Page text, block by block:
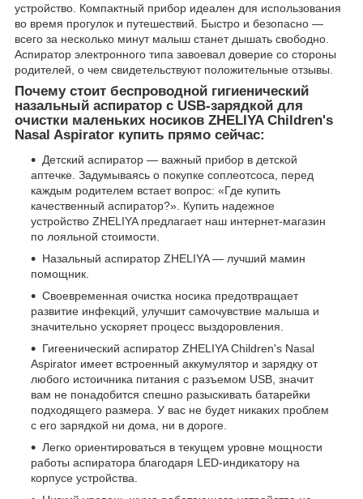
устройство. Компактный прибор идеален для использования
во время прогулок и путешествий. Быстро и безопасно —
всего за несколько минут малыш станет дышать свободно.
Аспиратор электронного типа завоевал доверие со стороны
родителей, о чем свидетельствуют положительные отзывы.
Почему стоит беспроводной гигиенический
назальный аспиратор с USB-зарядкой для
очистки маленьких носиков ZHELIYA Children's
Nasal Aspirator купить прямо сейчас:
Детский аспиратор — важный прибор в детской
аптечке. Задумываясь о покупке соплеотсоса, перед
каждым родителем встает вопрос: «Где купить
качественный аспиратор?». Купить надежное
устройство ZHELIYA предлагает наш интернет-магазин
по лояльной стоимости.
Назальный аспиратор ZHELIYA — лучший мамин
помощник.
Своевременная очистка носика предотвращает
развитие инфекций, улучшит самочувствие малыша и
значительно ускоряет процесс выздоровления.
Гигеенический аспиратор ZHELIYA Children's Nasal
Aspirator имеет встроенный аккумулятор и зарядку от
любого истоичника питания с разъемом USB, значит
вам не понадобится спешно разыскивать батарейки
подходящего размера. У вас не будет никаких проблем
с его зарядкой ни дома, ни в дороге.
Легко ориентироваться в текущем уровне мощности
работы аспиратора благодаря LED-индикатору на
корпусе устройства.